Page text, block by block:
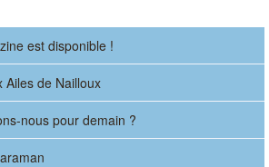
est disponible !
Ailes de Nailloux
nous pour demain ?